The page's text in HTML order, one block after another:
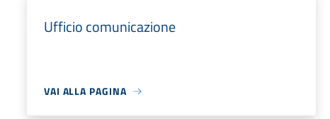
Ufficio comunicazione
VAI ALLA PAGINA